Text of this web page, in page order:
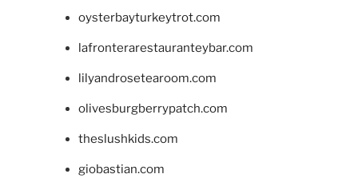
oysterbayturkeytrot.com
lafronterarestauranteybar.com
lilyandrosetearoom.com
olivesburgberrypatch.com
theslushkids.com
giobastian.com